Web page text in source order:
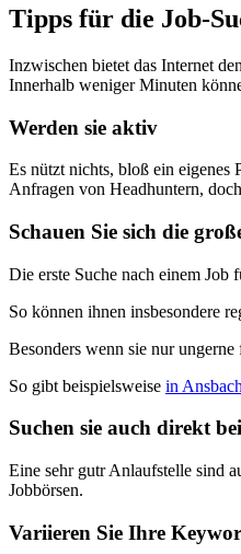
Tipps für die Job-
Inzwischen bietet das Internet
Innerhalb weniger Minuten
Werden sie aktiv
Es nützt nichts, bloß ein
Anfragen von Headhuntern,
Schauen Sie sich die
Die erste Suche nach einem
So können ihnen insbesondere
Besonders wenn sie nur
So gibt beispielsweise in Ansbach
Suchen sie auch direkt
Eine sehr gutr Anlaufstelle sind
Jobbörsen.
Variieren Sie Ihre